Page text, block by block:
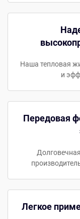
Наша тепловая
и
Передовая
Легкое